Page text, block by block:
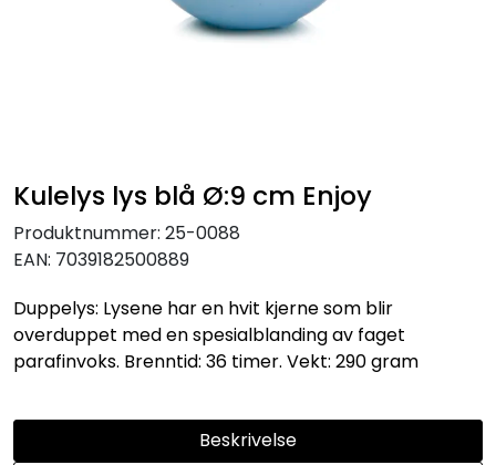
Kulelys lys blå Ø:9 cm Enjoy
Produktnummer: 25-0088
EAN: 7039182500889
Duppelys: Lysene har en hvit kjerne som blir
overduppet med en spesialblanding av faget
parafinvoks. Brenntid: 36 timer. Vekt: 290 gram
Beskrivelse
ACCESSORIES
JUL